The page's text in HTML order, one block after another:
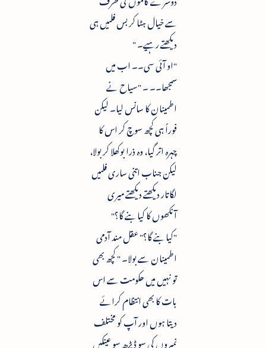
سے خیال ہٹا کر بس فلمیں ہی
دیکھتے رہیے۔ "
"او آئی سی۔۔ اب میں
سمجھا۔۔ ۔ "سیاح نے
اطمینان کا سانس لیا۔ لیکن
فوراً ہی کچھ سوچ کر اس کا
چہرہ اتر گیا، وہ ذرا بوکھلا کر بولا،
لیکن جناب اتنی ساری فلمیں
لگاتار دیکھتے دیکھتے میری
آنکھوں کا کیا بنے گا؟"
"کیا بنے گا؟" عقل مند آدمی
اطمینان سے بولا۔ " کچھ بھی
تو نہیں میں حکومت سے اس
بات کا بھی انتظام کرائے
دیتا ہوں اور آپ کو مختلف
نمبروں کی سو ڈیڑھ سو عینکیں